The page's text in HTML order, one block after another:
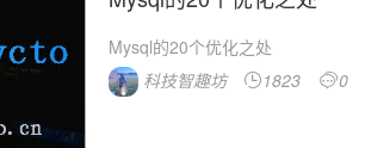
Mysql的20个优化之处
科技智趣坊
1823 0